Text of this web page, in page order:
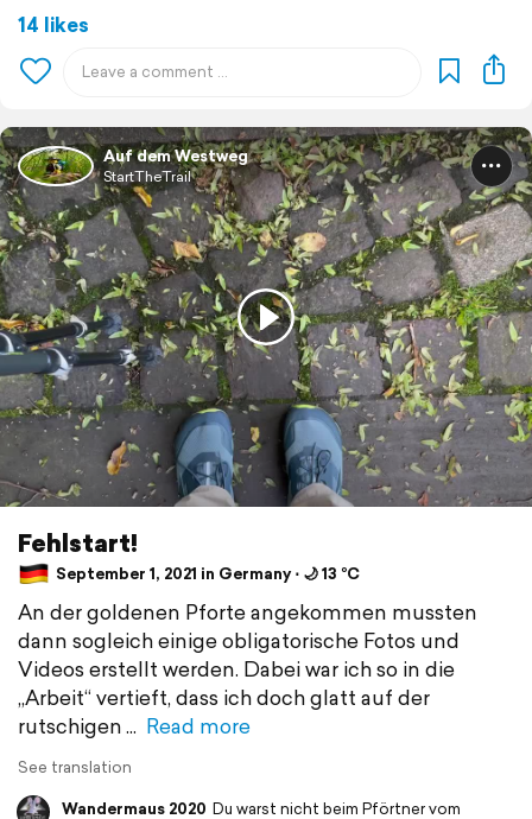
14 likes
Auf dem Westweg
StartTheTrail
Fehlstart!
September 1, 2021 in Germany ⋅ 🌙 13 °C
An der goldenen Pforte angekommen mussten
dann sogleich einige obligatorische Fotos und
Videos erstellt werden. Dabei war ich so in die
„Arbeit“ vertieft, dass ich doch glatt auf der
rutschigen
Read more
See translation
Wandermaus 2020 Du warst nicht beim Pförtner vom